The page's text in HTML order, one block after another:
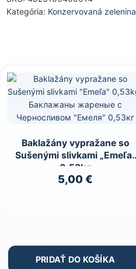
Kategória: Konzervovaná zelenina
Baklažány vypražane so
Sušenými slivkami „Emeľa“
0,53kg
5,00€
PRIDAŤ DO KOŠÍKA